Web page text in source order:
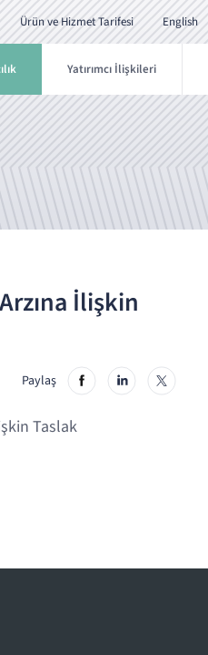
Ürün ve Hizmet Tarifesi English
Yatırımcı İlişkileri
İlişkin
Paylaş
Taslak